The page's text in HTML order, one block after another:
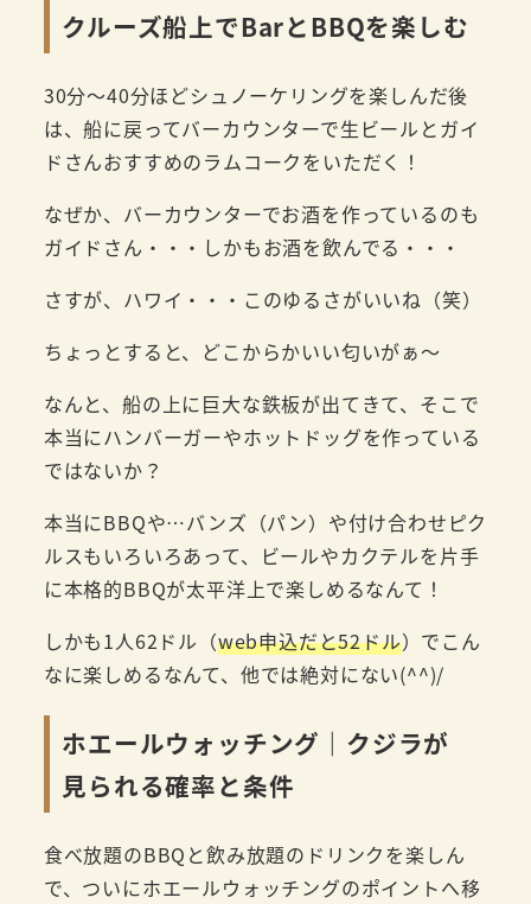
クルーズ船上でBarとBBQを楽しむ
30分～40分ほどシュノーケリングを楽しんだ後
は、船に戻ってバーカウンターで生ビールとガイ
ドさんおすすめのラムコークをいただく！
なぜか、バーカウンターでお酒を作っているのも
ガイドさん・・・しかもお酒を飲んでる・・・
さすが、ハワイ・・・このゆるさがいいね（笑）
ちょっとすると、どこからかいい匂いがぁ～
なんと、船の上に巨大な鉄板が出てきて、そこで
本当にハンバーガーやホットドッグを作っている
ではないか？
本当にBBQや…バンズ（パン）や付け合わせピク
ルスもいろいろあって、ビールやカクテルを片手
に本格的BBQが太平洋上で楽しめるなんて！
しかも1人62ドル（web申込だと52ドル）でこん
なに楽しめるなんて、他では絶対にない(^^)/
ホエールウォッチング｜クジラが
見られる確率と条件
食べ放題のBBQと飲み放題のドリンクを楽しん
で、ついにホエールウォッチングのポイントへ移